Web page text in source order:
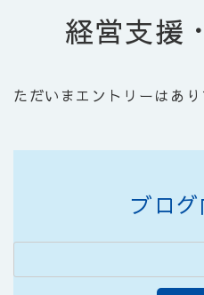
経営支援
ただいまエントリーはあり
ブロ